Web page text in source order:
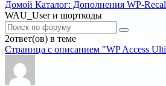
Домой Каталог: Дополнения WP-
WAU_User и шорткоды
2ответ(ов) в теме
Страница c описанием "WP Access